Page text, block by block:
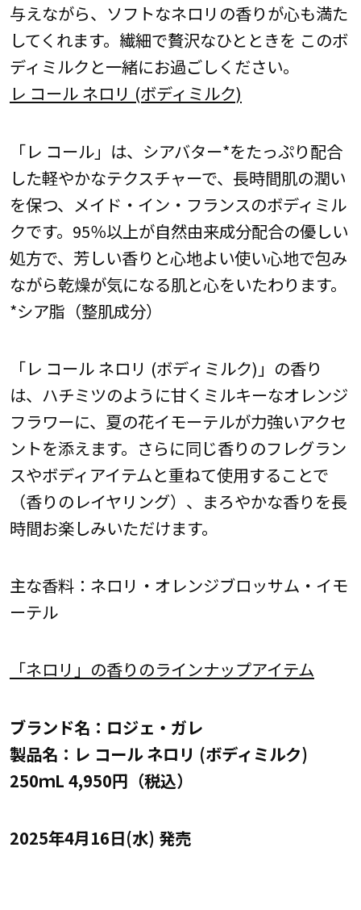
与えながら、ソフトなネロリの香りが心も満た
してくれます。繊細で贅沢なひとときを このボ
ディミルクと一緒にお過ごしください。
レ コール ネロリ (ボディミルク)
「レ コール」は、シアバター*をたっぷり配合
した軽やかなテクスチャーで、長時間肌の潤い
を保つ、メイド・イン・フランスのボディミル
クです。95％以上が自然由来成分配合の優しい
処方で、芳しい香りと心地よい使い心地で包み
ながら乾燥が気になる肌と心をいたわります。
*シア脂（整肌成分）
「レ コール ネロリ (ボディミルク)」の香り
は、ハチミツのように甘くミルキーなオレンジ
フラワーに、夏の花イモーテルが力強いアクセ
ントを添えます。さらに同じ香りのフレグラン
スやボディアイテムと重ねて使用することで
（香りのレイヤリング）、まろやかな香りを長
時間お楽しみいただけます。
主な香料：ネロリ・オレンジブロッサム・イモ
ーテル
「ネロリ」の香りのラインナップアイテム
ブランド名：ロジェ・ガレ
製品名：レ コール ネロリ (ボディミルク)
250ｍL 4,950円（税込）
2025年4月16日(水) 発売